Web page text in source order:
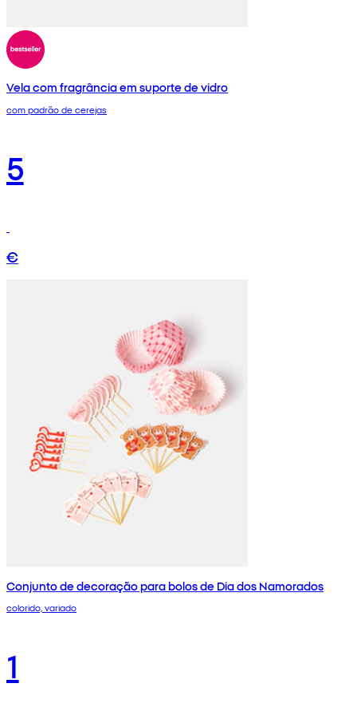
Vela com fragrância em suporte de vidro
com padrão de cerejas
5
€
Conjunto de decoração para bolos de Dia dos Namorados
colorido, variado
1